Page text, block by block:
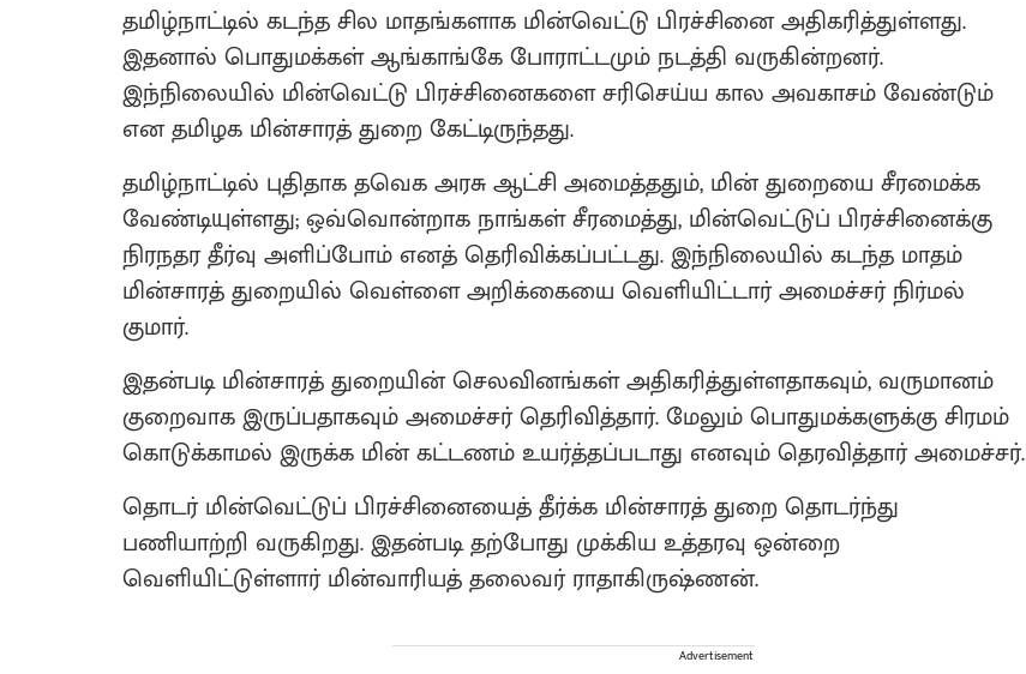
தமிழ்நாட்டில் கடந்த சில மாதங்களாக மின்வெட்டு பிரச்சினை அதிகரித்துள்ளது.
இதனால் பொதுமக்கள் ஆங்காங்கே போராட்டமும் நடத்தி வருகின்றனர்.
இந்நிலையில் மின்வெட்டு பிரச்சினைகளை சரிசெய்ய கால அவகாசம் வேண்டும்
என தமிழக மின்சாரத் துறை கேட்டிருந்தது.
தமிழ்நாட்டில் புதிதாக தவெக அரசு ஆட்சி அமைத்ததும், மின் துறையை சீரமைக்க
வேண்டியுள்ளது; ஒவ்வொன்றாக நாங்கள் சீரமைத்து, மின்வெட்டுப் பிரச்சினைக்கு
நிரநதர தீர்வு அளிப்போம் எனத் தெரிவிக்கப்பட்டது. இந்நிலையில் கடந்த மாதம்
மின்சாரத் துறையில் வெள்ளை அறிக்கையை வெளியிட்டார் அமைச்சர் நிர்மல்
குமார்.
இதன்படி மின்சாரத் துறையின் செலவினங்கள் அதிகரித்துள்ளதாகவும், வருமானம்
குறைவாக இருப்பதாகவும் அமைச்சர் தெரிவித்தார். மேலும் பொதுமக்களுக்கு சிரமம்
கொடுக்காமல் இருக்க மின் கட்டணம் உயர்த்தப்படாது எனவும் தெரவித்தார் அமைச்சர்.
தொடர் மின்வெட்டுப் பிரச்சினையைத் தீர்க்க மின்சாரத் துறை தொடர்ந்து
பணியாற்றி வருகிறது. இதன்படி தற்போது முக்கிய உத்தரவு ஒன்றை
வெளியிட்டுள்ளார் மின்வாரியத் தலைவர் ராதாகிருஷ்ணன்.
Advertisement